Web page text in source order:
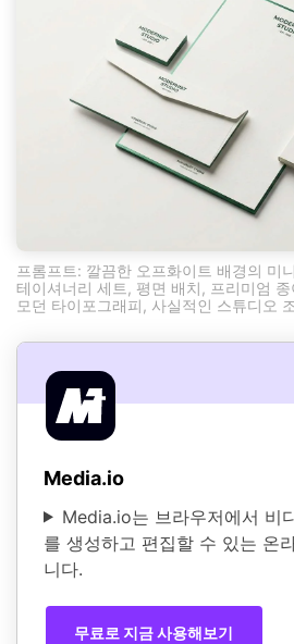
프롬프트: 깔끔한 오프화이트 배경의 미
테이셔너리 세트, 평면 배치, 프리미엄
모던 타이포그래피, 사실적인 스튜디오
Media.io
Media.io는 브라우저에서 비
를 생성하고 편집할 수 있는 온
니다.
무료로 지금 사용해보기